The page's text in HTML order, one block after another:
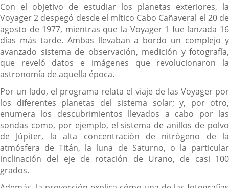
Con el objetivo de estudiar los planetas exteriores, la
Voyager 2 despegó desde el mítico Cabo Cañaveral el 20 de
agosto de 1977, mientras que la Voyager 1 fue lanzada 16
días más tarde. Ambas llevaban a bordo un complejo y
avanzado sistema de observación, medición y fotografía,
que reveló datos e imágenes que revolucionaron la
astronomía de aquella época.
Por un lado, el programa relata el viaje de las Voyager por
los diferentes planetas del sistema solar; y, por otro,
enumera los descubrimientos llevados a cabo por las
sondas como, por ejemplo, el sistema de anillos de polvo
de Júpiter, la alta concentración de nitrógeno de la
atmósfera de Titán, la luna de Saturno, o la particular
inclinación del eje de rotación de Urano, de casi 100
grados.